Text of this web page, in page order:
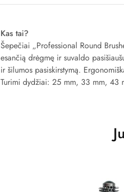
Kas tai?
Šepečiai „Professional Round
esančią drėgmę ir suvaldo
ir šilumos pasiskirstymą.
Turimi dydžiai: 25 mm, 33 mm, 43